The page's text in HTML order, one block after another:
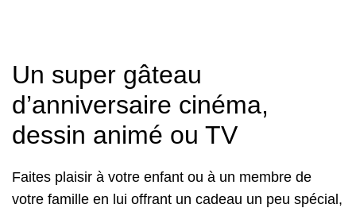
Un super gâteau
d’anniversaire cinéma,
dessin animé ou TV
Faites plaisir à votre enfant ou à un membre de
votre famille en lui offrant un cadeau un peu spécial,